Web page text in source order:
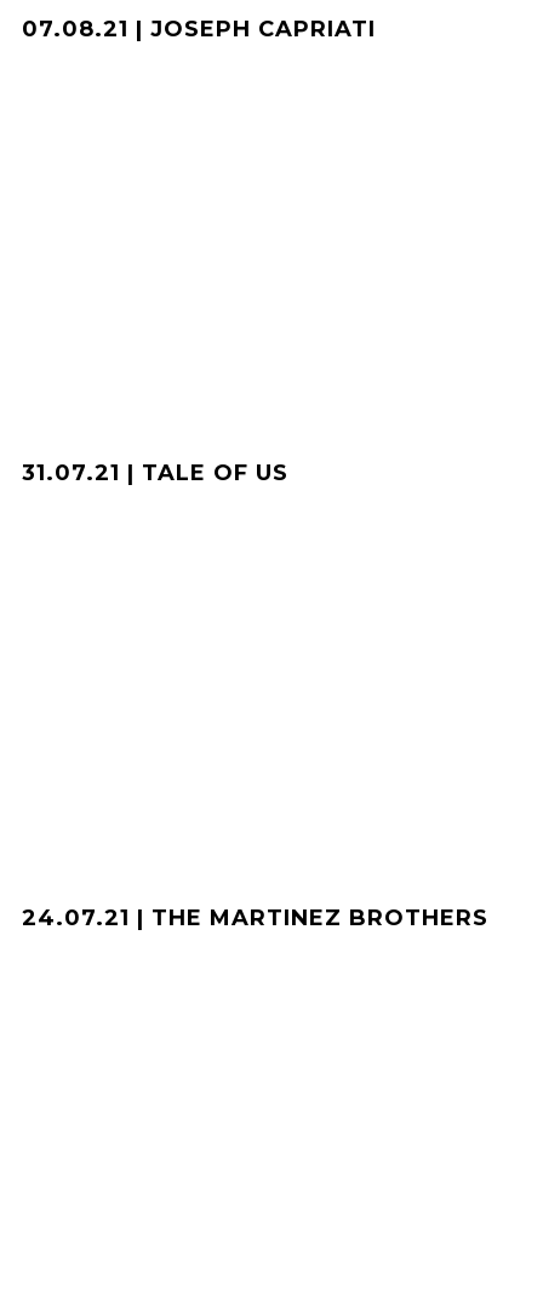
07.08.21 | JOSEPH CAPRIATI
31.07.21 | TALE OF US
24.07.21 | THE MARTINEZ BROTHERS